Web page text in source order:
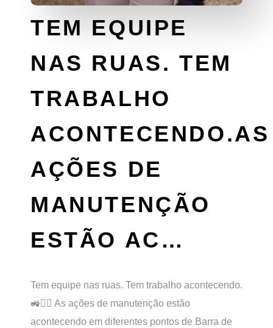
TEM EQUIPE
NAS RUAS. TEM
TRABALHO
ACONTECENDO.AS
AÇÕES DE
MANUTENÇÃO
ESTÃO AC…
Tem equipe nas ruas. Tem trabalho acontecendo.
🚜👷‍♂️ As ações de manutenção estão
acontecendo em diferentes pontos de Barra de